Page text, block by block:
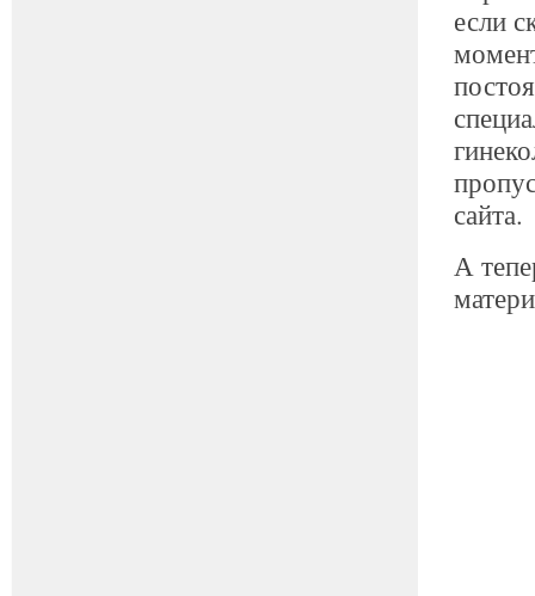
если
сайта.
А